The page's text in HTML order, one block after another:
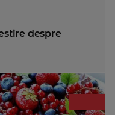
despre